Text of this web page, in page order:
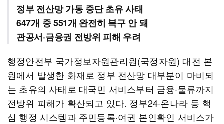
정부 전산망 가동 중단 초유 사태
647개 중 551개 완전히 복구 안 돼
관공서·금융권 전방위 피해 우려
행정안전부 국가정보자원관리원(국정자원) 대전 본
원에서 발생한 화재로 정부 전산망 대부분이 마비되
는 초유의 사태로 대국민 서비스부터 금융·물류까지
전방위 피해가 확산되고 있다. 정부24·온나라 등 핵
심 행정 시스템과 주민등록·여권 본인확인 서비스가